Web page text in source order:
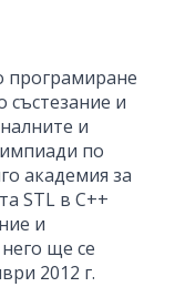
програмиране
и
и
по
академия за
STL в C++
и
ще се
2012 г.